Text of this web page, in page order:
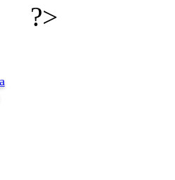
?>